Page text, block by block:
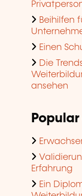
Beihilfen
Einen
Die
ansehen
Erfahrung
Ein